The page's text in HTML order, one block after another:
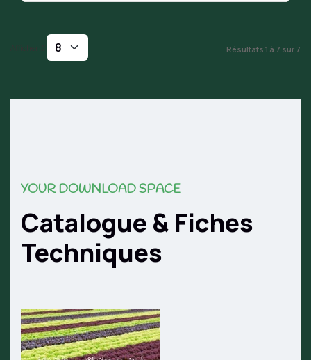
Afficher # Résultats 1 à 7 sur 7
YOUR DOWNLOAD SPACE
Catalogue & Fiches
Techniques